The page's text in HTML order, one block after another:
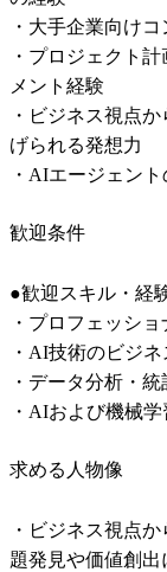
・大手企業向け
・プロジェクト
メント経験
・ビジネス視点
げられる発想力
・AIエージェン
歓迎条件
●歓迎スキル・経
・プロフェッシ
・AI技術のビジ
・データ分析・
・AIおよび機械
求める人物像
・ビジネス視点
題発見や価値創